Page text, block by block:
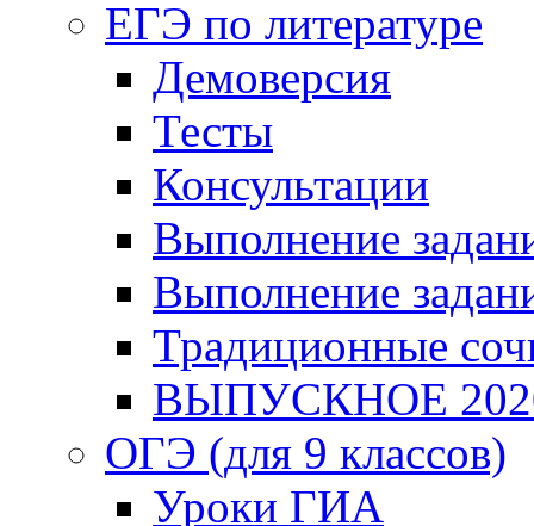
ЕГЭ по литературе
Демоверсия
Тесты
Консультации
Выполнение
Выполнение
Традиционные
ВЫПУСКНОЕ
ОГЭ (для 9 классов)
Уроки ГИА